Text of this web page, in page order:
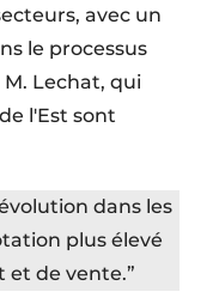
avec un
le processus
Lechat, qui
l'Est sont
dans les
plus élevé
et de vente.”